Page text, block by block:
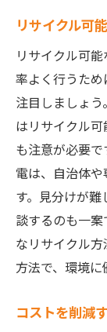
持続
リサ
便利
便利屋を
り整える方
効率
便利
不用
生活
便利
すっ
リサイクル可
リサイクル可
率よく行うた
注目しましょ
はリサイクル
も注意が必要
電は、自治体
す。見分けが
談するのも一
なリサイクル
方法で、環境に
コストを削減